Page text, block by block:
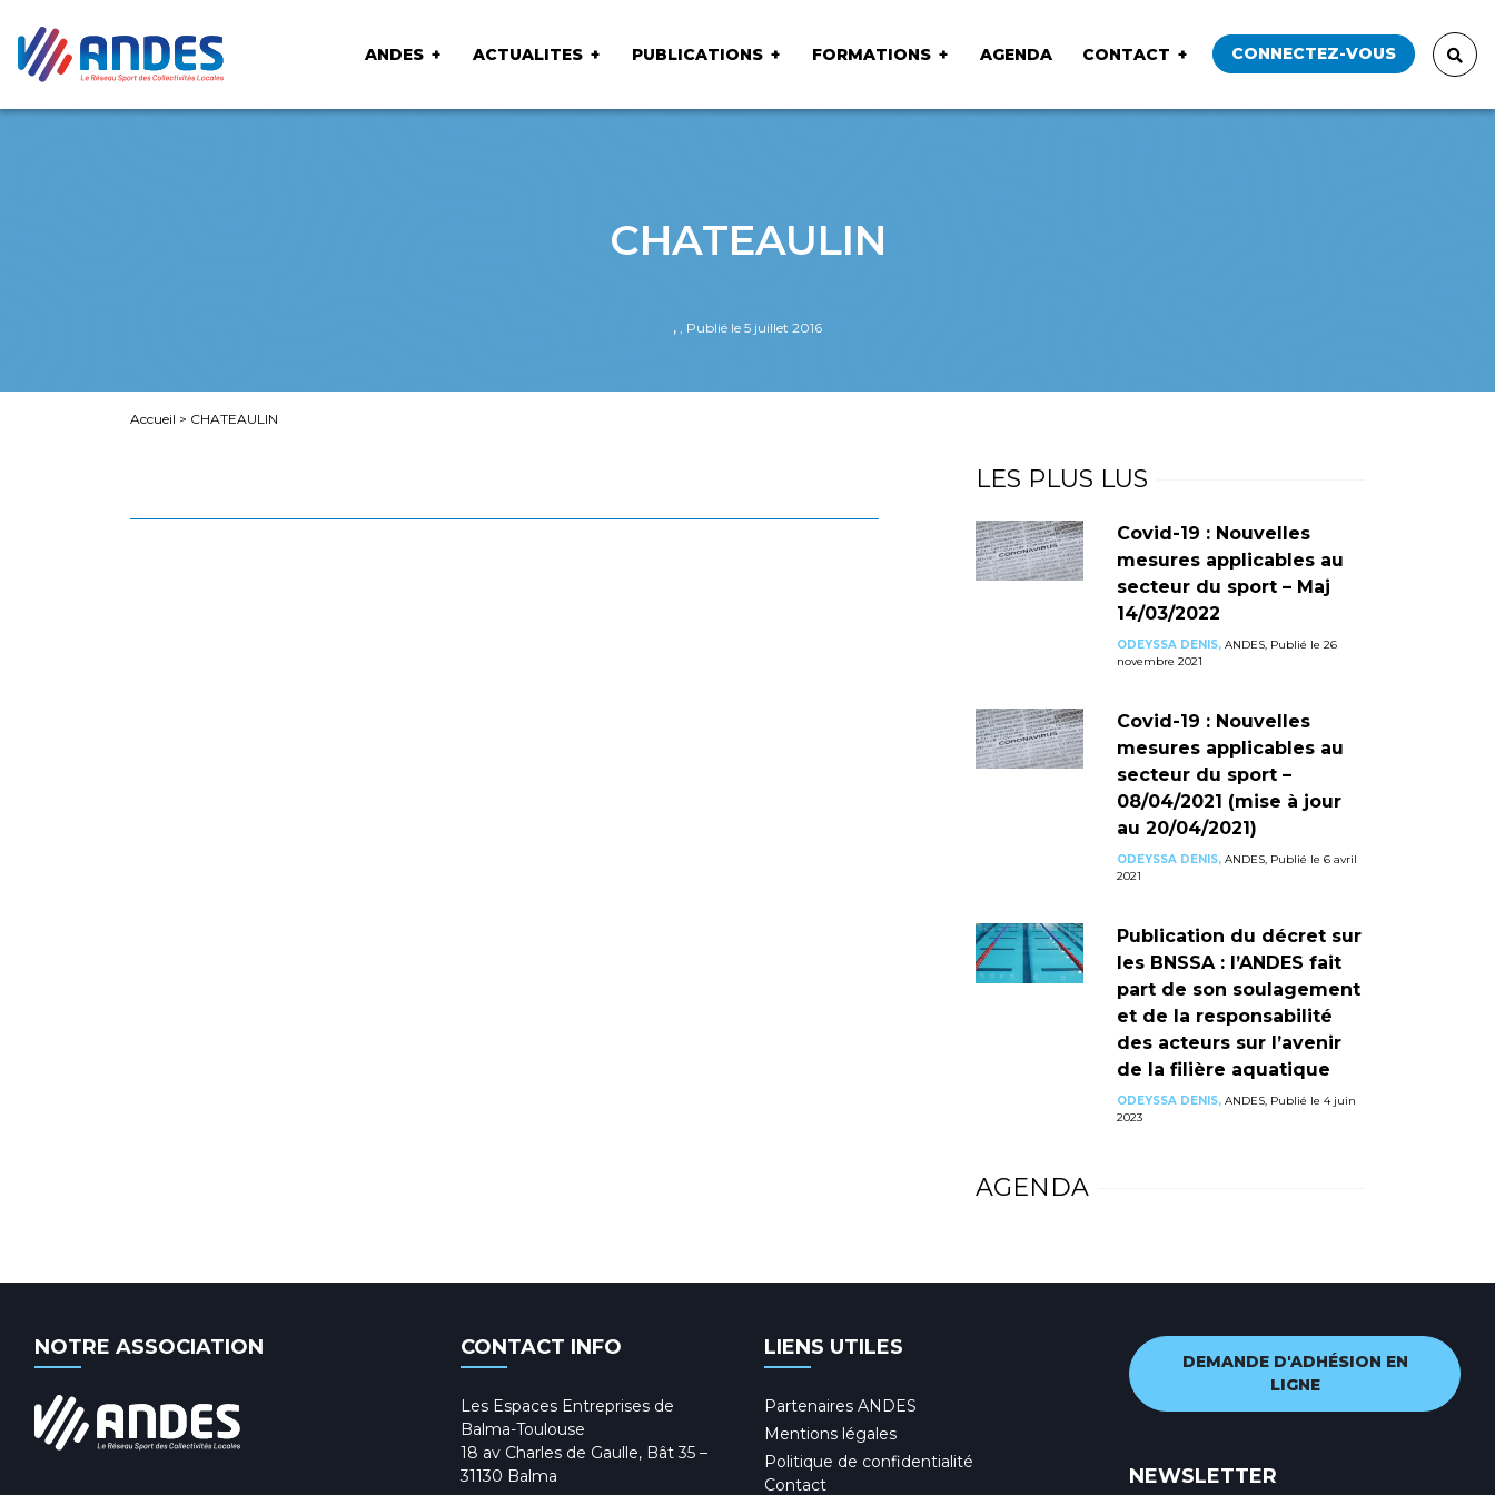
ANDES ACTUALITES PUBLICATIONS FORMATIONS AGENDA CONTACT CONNECTEZ-VOUS
CHATEAULIN
, , Publié le 5 juillet 2016
Accueil > CHATEAULIN
LES PLUS LUS
Covid-19 : Nouvelles
mesures applicables au
secteur du sport – Maj
14/03/2022
ODEYSSA DENIS,ANDES, Publié le 26
novembre 2021
Covid-19 : Nouvelles
mesures applicables au
secteur du sport –
08/04/2021 (mise à jour
au 20/04/2021)
ODEYSSA DENIS,ANDES, Publié le 6 avril
2021
Publication du décret sur
les BNSSA : l’ANDES fait
part de son soulagement
et de la responsabilité
des acteurs sur l’avenir
de la filière aquatique
ODEYSSA DENIS,ANDES, Publié le 4 juin
2023
AGENDA
NOTRE ASSOCIATION CONTACT INFO
Les Espaces Entreprises de
Balma-Toulouse
18 av Charles de Gaulle, Bât 35 –
31130 Balma
LIENS UTILES
Partenaires ANDES
Mentions légales
Politique de confidentialité
Contact
DEMANDE D'ADHÉSION EN
LIGNE
NEWSLETTER